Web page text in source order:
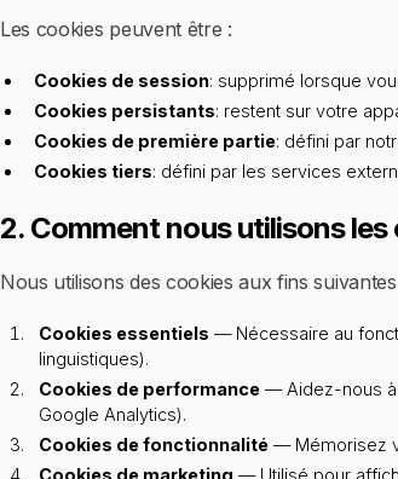
Les cookies peuvent être :
Cookies de session: supprimé lorsque
Cookies persistants: restent sur votre
Cookies de première partie: défini par
Cookies tiers: défini par les services
2. Comment nous utilisons les
Nous utilisons des cookies aux fins
Cookies essentiels — Nécessaire au
linguistiques).
Cookies de performance — Aidez-nous à
Google Analytics).
Cookies de fonctionnalité — Mémorisez
Cookies de marketing — Utilisé pour